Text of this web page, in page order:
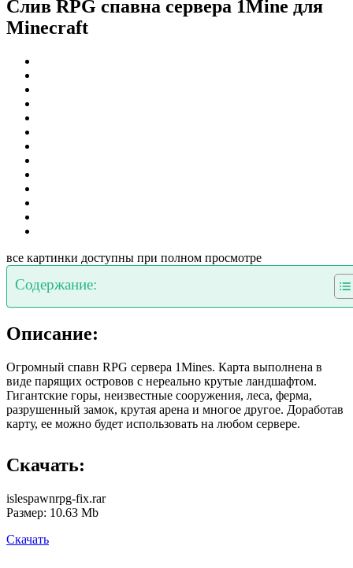
Слив RPG спавна сервера 1Mine для
Minecraft
все картинки доступны при полном просмотре
Содержание:
Описание:
Огромный спавн RPG сервера 1Mines. Карта выполнена в
виде парящих островов с нереально крутые ландшафтом.
Гигантские горы, неизвестные сооружения, леса, ферма,
разрушенный замок, крутая арена и многое другое. Доработав
карту, ее можно будет использовать на любом сервере.
Скачать:
islespawnrpg-fix.rar
Размер: 10.63 Mb
Скачать